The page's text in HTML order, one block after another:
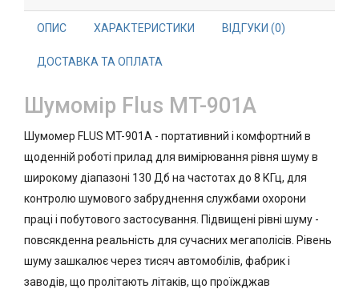
ОПИС ХАРАКТЕРИСТИКИ ВІДГУКИ (0)
ДОСТАВКА ТА ОПЛАТА
Шумомір Flus MT-901A
Шумомер FLUS MT-901A - портативний і комфортний в
щоденній роботі прилад для вимірювання рівня шуму в
широкому діапазоні 130 Дб на частотах до 8 КГц, для
контролю шумового забруднення службами охорони
праці і побутового застосування. Підвищені рівні шуму -
повсякденна реальність для сучасних мегаполісів. Рівень
шуму зашкалює через тисяч автомобілів, фабрик і
заводів, що пролітають літаків, що проїжджав